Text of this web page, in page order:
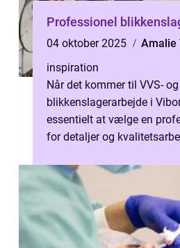
Professionel
04 oktober 2025
Amalie
inspiration
Når det kommer til VVS- og
blikkenslagerarbejde i
essentielt at vælge en
for detaljer og